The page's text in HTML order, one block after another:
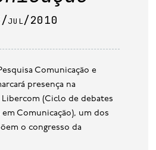
de dados
jul/2010
presença na
Libercom (Ciclo de debates
Comunicação), um dos
o congresso da